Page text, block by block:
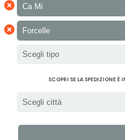
× Ca Mi
× Forcelle
Scegli tipo
SCOPRI SE LA SPEDIZIONE
Scegli città